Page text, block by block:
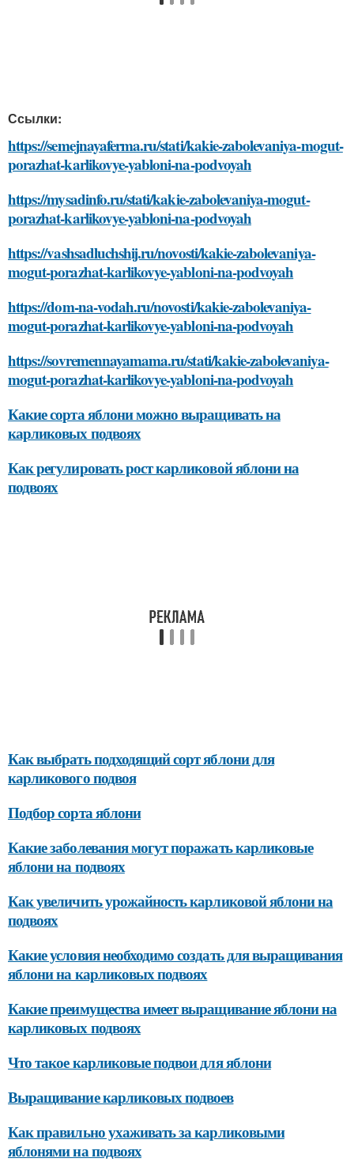
Ссылки:
https://semejnayaferma.ru/stati/kakie-zabolevaniya-mogut-
porazhat-karlikovye-yabloni-na-podvoyah
https://mysadinfo.ru/stati/kakie-zabolevaniya-mogut-
porazhat-karlikovye-yabloni-na-podvoyah
https://vashsadluchshij.ru/novosti/kakie-zabolevaniya-
mogut-porazhat-karlikovye-yabloni-na-podvoyah
https://dom-na-vodah.ru/novosti/kakie-zabolevaniya-
mogut-porazhat-karlikovye-yabloni-na-podvoyah
https://sovremennayamama.ru/stati/kakie-zabolevaniya-
mogut-porazhat-karlikovye-yabloni-na-podvoyah
Какие сорта яблони можно выращивать на
карликовых подвоях
Как регулировать рост карликовой яблони на
подвоях
Как выбрать подходящий сорт яблони для
карликового подвоя
Подбор сорта яблони
Какие заболевания могут поражать карликовые
яблони на подвоях
Как увеличить урожайность карликовой яблони на
подвоях
Какие условия необходимо создать для выращивания
яблони на карликовых подвоях
Какие преимущества имеет выращивание яблони на
карликовых подвоях
Что такое карликовые подвои для яблони
Выращивание карликовых подвоев
Как правильно ухаживать за карликовыми
яблонями на подвоях